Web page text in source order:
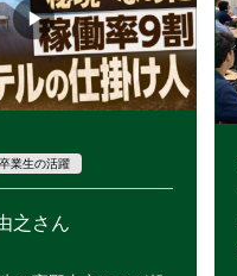
卒業生の活躍
之さん